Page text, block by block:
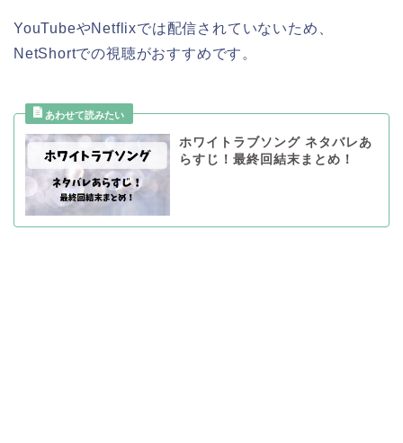
YouTubeやNetflixでは配信されていないため、
NetShortでの視聴がおすすめです。
ホワイトラブソング ネタバレあ
らすじ！最終回結末まとめ！